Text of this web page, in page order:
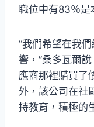
職位中有83％是
“我們希望在我
響，”桑多瓦爾
應商那裡購買了
外，該公司在社
持教育，積極的